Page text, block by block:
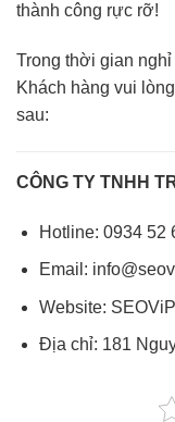
thành công rực rỡ!
Trong thời gian
Khách hàng vui
sau:
CÔNG TY TNHH
Hotline: 0934 52
Email:
Website:
Địa chỉ: 181